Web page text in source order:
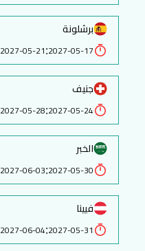
برشلونة
2027-05-17
:
2027-05-21
جنيف
2027-05-24
:
2027-05-28
الخبر
2027-05-30
:
2027-06-03
فيينا
2027-05-31
:
2027-06-04